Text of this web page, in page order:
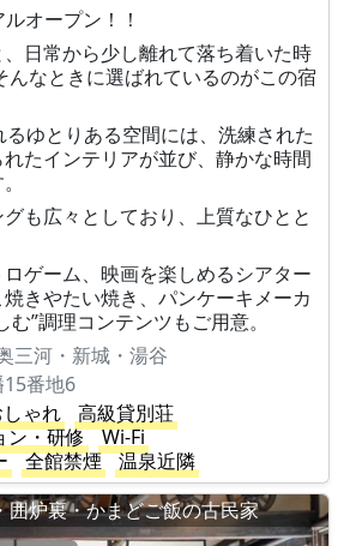
オープン！！
日常から少し離れて落ち着いた時
んなときに選ばれているのがこの宿
ゆとりある空間には、洗練された
たインテリアが並び、静かな時間
も広々としており、上質なひとと
ゲーム、映画を楽しめるシアター
きやたい焼き、パンケーキメーカ
”調理コンテンツもご用意。
三河・新城・湯谷
番地6
ゃれ
高級貸別荘
ン・研修
Wi-Fi
全館禁煙
温泉近隣
囲炉裏・かまどご飯の古民家